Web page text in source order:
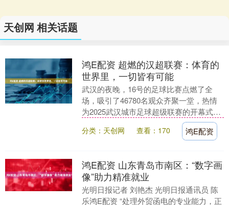
天创网 相关话题
鸿E配资 超燃的汉超联赛：体育的
世界里，一切皆有可能
武汉的夜晚，16号的足球比赛点燃了全
场，吸引了46780名观众齐聚一堂，热情
为2025武汉城市足球超级联赛的开幕式呐
喊助威。 揭幕战上，江夏区的守门员寇涛
无疑成....
分类：天创网 查看：170 鸿E配资
鸿E配资 山东青岛市南区：“数字画
像”助力精准就业
光明日报记者 刘艳杰 光明日报通讯员 陈
乐鸿E配资 “处理外贸函电的专业能力，正